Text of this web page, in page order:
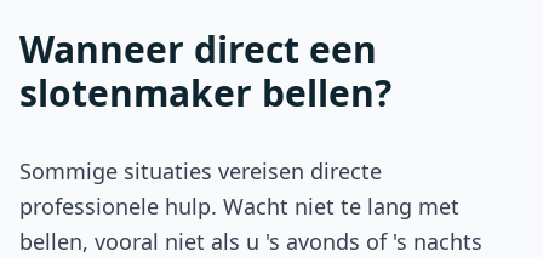
Wanneer direct een
slotenmaker bellen?
Sommige situaties vereisen directe
professionele hulp. Wacht niet te lang met
bellen, vooral niet als u 's avonds of 's nachts